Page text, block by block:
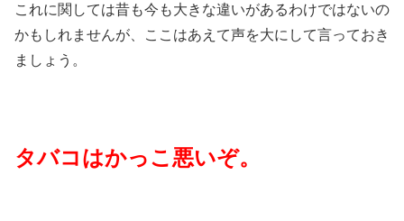
これに関しては昔も今も大きな違いがあるわけではないの
かもしれませんが、ここはあえて声を大にして言っておき
ましょう。
タバコはかっこ悪いぞ。